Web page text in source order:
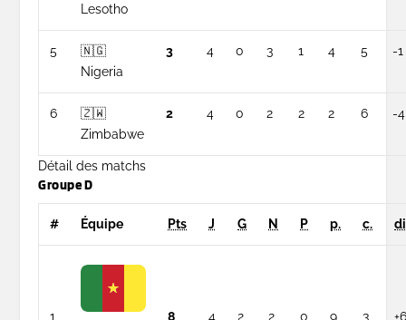
Lesotho
5
🇳🇬
Nigeria
3 4 0 3 1 4 5 -1
6
🇿🇼
Zimbabwe
2 4 0 2 2 2 6 -4
Détail des matchs
Groupe D
# Équipe Pts J G N P p. c.
1
8 4 2 2 0 9 3